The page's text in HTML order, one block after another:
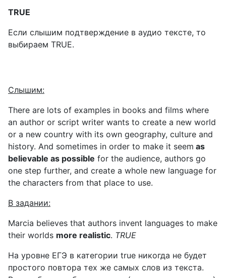
TRUE
Если слышим подтверждение в аудио тексте, то
выбираем TRUE.
Слышим:
There are lots of examples in books and films where
an author or script writer wants to create a new world
or a new country with its own geography, culture and
history. And sometimes in order to make it seem as
believable as possible for the audience, authors go
one step further, and create a whole new language for
the characters from that place to use.
В задании:
Marcia believes that authors invent languages to make
their worlds more realistic. TRUE
На уровне ЕГЭ в категории true никогда не будет
простого повтора тех же самых слов из текста.